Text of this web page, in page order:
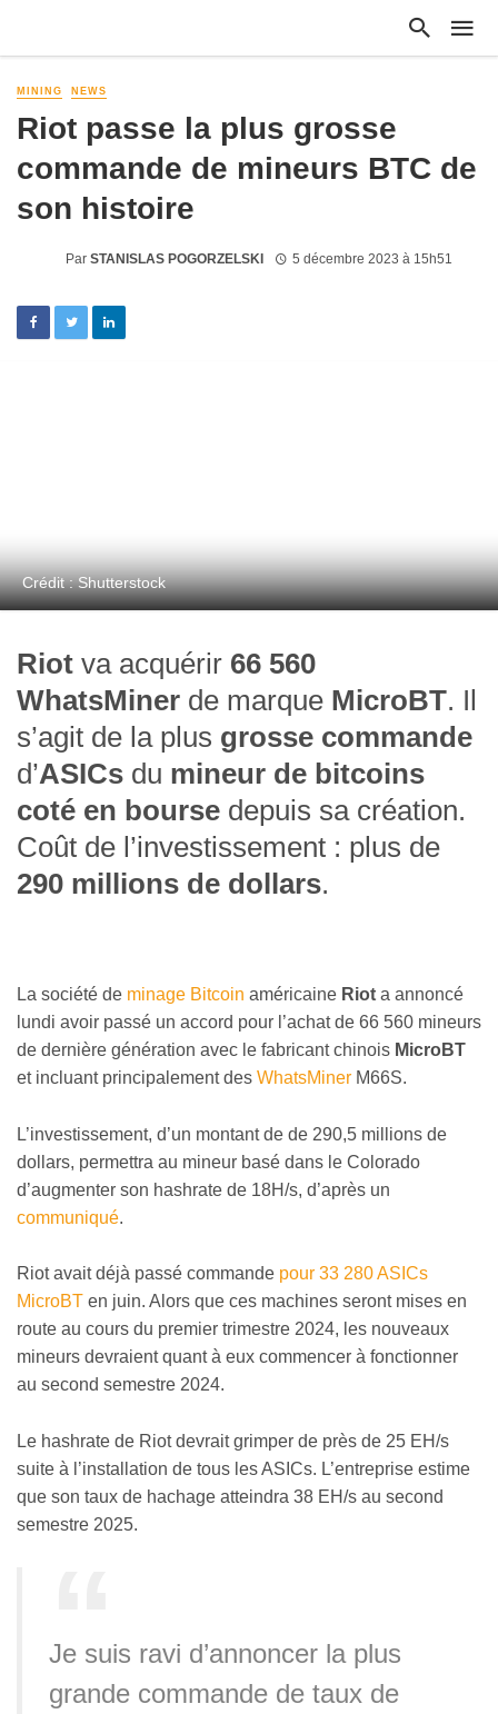
MINING NEWS
Riot passe la plus grosse
commande de mineurs BTC de
son histoire
Par STANISLAS POGORZELSKI 5 décembre 2023 à 15h51
Crédit : Shutterstock
Riot va acquérir 66 560
WhatsMiner de marque MicroBT. Il
s’agit de la plus grosse commande
d’ASICs du mineur de bitcoins
coté en bourse depuis sa création.
Coût de l’investissement : plus de
290 millions de dollars.
La société de minage Bitcoin américaine Riot a annoncé
lundi avoir passé un accord pour l’achat de 66 560 mineurs
de dernière génération avec le fabricant chinois MicroBT
et incluant principalement des WhatsMiner M66S.
L’investissement, d’un montant de de 290,5 millions de
dollars, permettra au mineur basé dans le Colorado
d’augmenter son hashrate de 18H/s, d’après un
communiqué.
Riot avait déjà passé commande pour 33 280 ASICs
MicroBT en juin. Alors que ces machines seront mises en
route au cours du premier trimestre 2024, les nouveaux
mineurs devraient quant à eux commencer à fonctionner
au second semestre 2024.
Le hashrate de Riot devrait grimper de près de 25 EH/s
suite à l’installation de tous les ASICs. L’entreprise estime
que son taux de hachage atteindra 38 EH/s au second
semestre 2025.
Je suis ravi d’annoncer la plus
grande commande de taux de